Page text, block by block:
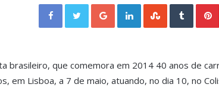
Facebook Twitter Google+ LinkedIn StumbleUpon Tumblr
brasileiro, que comemora em 2014 40 anos de
em Lisboa, a 7 de maio, atuando, no dia 10, no